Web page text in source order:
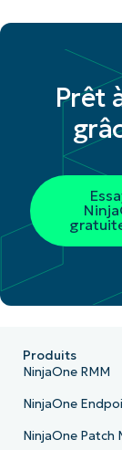
Prêt
Produits
NinjaOne RMM
NinjaOne
NinjaOne Patch